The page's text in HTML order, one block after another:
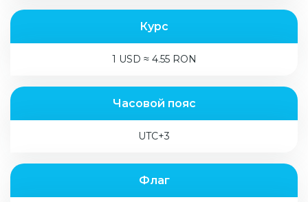
Курс
1 USD ≈ 4.55 RON
Часовой пояс
UTC+3
Флаг